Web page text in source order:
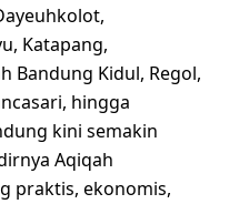
Katapang,
Bandung Kidul, Regol,
hingga
kini semakin
Aqiqah
praktis, ekonomis,